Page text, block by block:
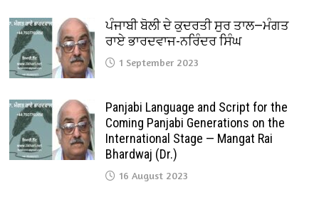
ਪੰਜਾਬੀ ਬੋਲੀ ਦੇ ਕੁਦਰਤੀ ਸੁਰ ਤਾਲ—ਮੰਗਤ
ਰਾਏ ਭਾਰਦਵਾਜ-ਨਰਿੰਦਰ ਸਿੰਘ
1 September 2023
Panjabi Language and Script for the
Coming Panjabi Generations on the
International Stage — Mangat Rai
Bhardwaj (Dr.)
16 August 2023